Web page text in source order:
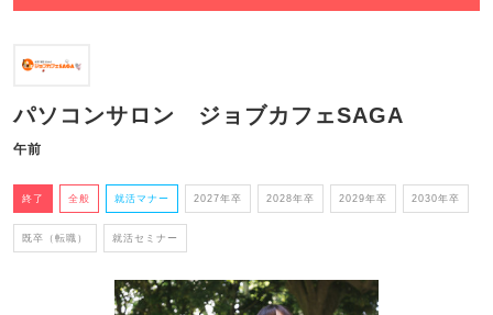
パソコンサロン ジョブカフェSAGA
午前
終了 全般 就活マナー 2027年卒 2028年卒 2029年卒 2030年卒
既卒（転職） 就活セミナー